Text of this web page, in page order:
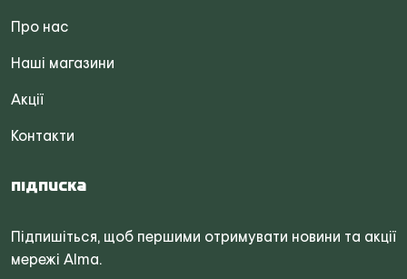
Про нас
Наші магазини
Акції
Контакти
Підписка
Підпишіться, щоб першими отримувати новини та акції
мережі Alma.